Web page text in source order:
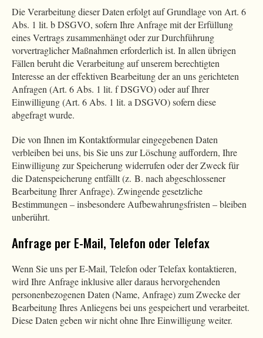
Die Verarbeitung dieser Daten erfolgt auf Grundlage von Art. 6
Abs. 1 lit. b DSGVO, sofern Ihre Anfrage mit der Erfüllung
eines Vertrags zusammenhängt oder zur Durchführung
vorvertraglicher Maßnahmen erforderlich ist. In allen übrigen
Fällen beruht die Verarbeitung auf unserem berechtigten
Interesse an der effektiven Bearbeitung der an uns gerichteten
Anfragen (Art. 6 Abs. 1 lit. f DSGVO) oder auf Ihrer
Einwilligung (Art. 6 Abs. 1 lit. a DSGVO) sofern diese
abgefragt wurde.
Die von Ihnen im Kontaktformular eingegebenen Daten
verbleiben bei uns, bis Sie uns zur Löschung auffordern, Ihre
Einwilligung zur Speicherung widerrufen oder der Zweck für
die Datenspeicherung entfällt (z. B. nach abgeschlossener
Bearbeitung Ihrer Anfrage). Zwingende gesetzliche
Bestimmungen – insbesondere Aufbewahrungsfristen – bleiben
unberührt.
Anfrage per E-Mail, Telefon oder Telefax
Wenn Sie uns per E-Mail, Telefon oder Telefax kontaktieren,
wird Ihre Anfrage inklusive aller daraus hervorgehenden
personenbezogenen Daten (Name, Anfrage) zum Zwecke der
Bearbeitung Ihres Anliegens bei uns gespeichert und verarbeitet.
Diese Daten geben wir nicht ohne Ihre Einwilligung weiter.